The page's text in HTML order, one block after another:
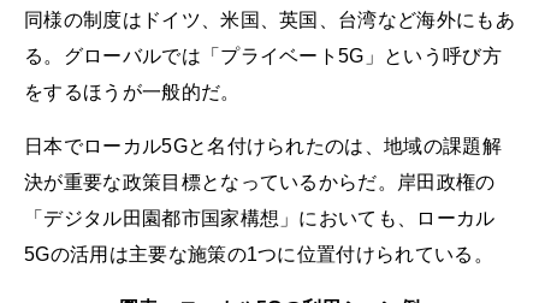
同様の制度はドイツ、米国、英国、台湾など海外にもあ
る。グローバルでは「プライベート5G」という呼び方
をするほうが一般的だ。
日本でローカル5Gと名付けられたのは、地域の課題解
決が重要な政策目標となっているからだ。岸田政権の
「デジタル田園都市国家構想」においても、ローカル
5Gの活用は主要な施策の1つに位置付けられている。